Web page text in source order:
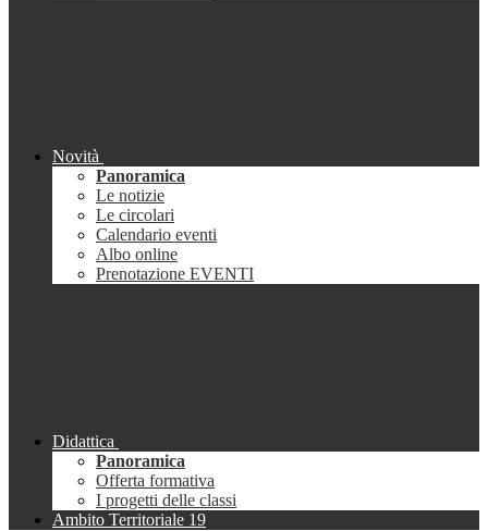
Novità
Panoramica
Le notizie
Le circolari
Calendario eventi
Albo online
Prenotazione EVENTI
Didattica
Panoramica
Offerta formativa
I progetti delle classi
Ambito Territoriale 19